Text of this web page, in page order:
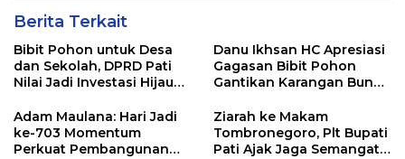
Berita Terkait
Bibit Pohon untuk Desa
dan Sekolah, DPRD Pati
Nilai Jadi Investasi Hijau
Danu Ikhsan HC Apresiasi
Gagasan Bibit Pohon
Gantikan Karangan Bunga
Adam Maulana: Hari Jadi
ke-703 Momentum
Perkuat Pembangunan
Ziarah ke Makam
Tombronegoro, Plt Bupati
Pati Ajak Jaga Semangat